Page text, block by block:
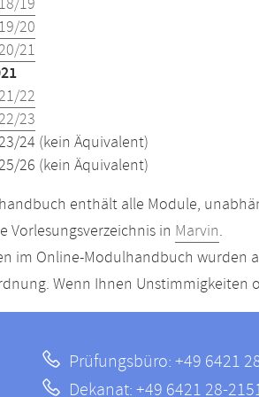
19
20
21
22
23
24 (kein Äquivalent)
26 (kein Äquivalent)
enthält alle Module,
Vorlesungsverzeichnis in Marvin.
im Online-Modulhandbuch wurden
Wenn Ihnen Unstimmigkeiten
Prüfungsbüro: +49 6421
Dekanat: +49 6421 28-